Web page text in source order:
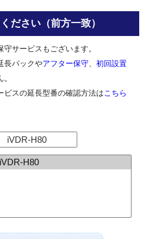
ださい（前方一致）
サービスもございます。
長パックやアフター保守
初回設置
ビスの延長型番の確認方法は こちら